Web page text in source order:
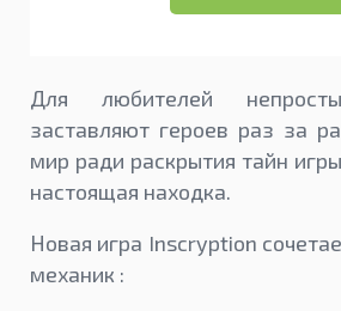
Для любителей
заставляют героев раз за
мир ради раскрытия тайн
настоящая находка.
Новая игра Inscryption
механик :